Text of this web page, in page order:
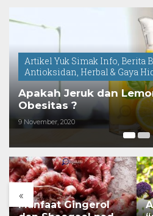
Artikel Yuk Simak Info, Berita
Antioksidan, Herbal & Gaya
Apakah Jeruk dan
Obesitas ?
9 November, 2020
«
Manfaat Gingerol